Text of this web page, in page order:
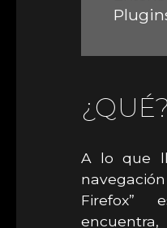
¿QUÉ?
A lo que
Firefox”